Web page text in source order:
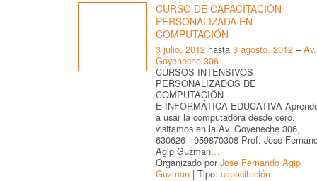
CURSO DE CAPACITACIÓN
PERSONALIZADA EN
COMPUTACIÓN
3 julio, 2012 hasta 3 agosto, 2012 – Av.
Goyeneche 306
CURSOS INTENSIVOS
PERSONALIZADOS DE
COMPUTACIÓN
E INFORMÁTICA EDUCATIVA
a usar la computadora desde cero,
visitamos en la Av. Goyeneche 306,
630626 - 959870308 Prof. Jose
Agip Guzman…
Organizado por Jose Fernando Agip
Guzman | Tipo: capacitación